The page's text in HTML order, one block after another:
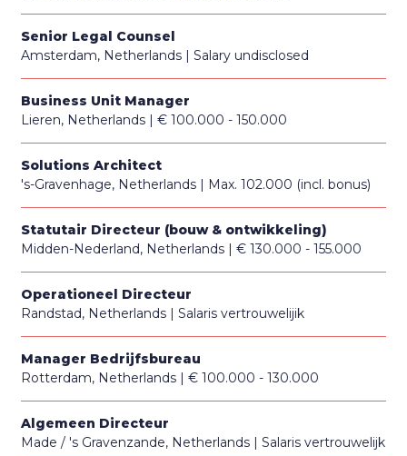
Senior Legal Counsel
Amsterdam, Netherlands
Salary undisclosed
Business Unit Manager
Lieren, Netherlands
€ 100.000 - 150.000
Solutions Architect
's-Gravenhage, Netherlands
Max. 102.000 (incl. bonus)
Statutair Directeur (bouw & ontwikkeling)
Midden-Nederland, Netherlands
€ 130.000 - 155.000
Operationeel Directeur
Randstad, Netherlands
Salaris vertrouwelijik
Manager Bedrijfsbureau
Rotterdam, Netherlands
€ 100.000 - 130.000
Algemeen Directeur
Made / 's Gravenzande, Netherlands
Salaris vertrouwelijk